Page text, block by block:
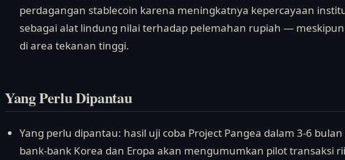
perdagangan stablecoin karena meningkatnya kepercayaan
sebagai alat lindung nilai terhadap pelemahan rupiah —
di area tekanan tinggi.
Yang Perlu Dipantau
Yang perlu dipantau: hasil uji coba Project Pangea dalam 3-6
bank-bank Korea dan Eropa akan mengumumkan pilot transaksi